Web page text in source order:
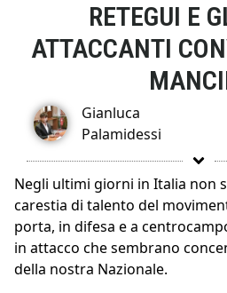
RETEGUI E
ATTACCANTI
Gianluca
Palamidessi
Negli ultimi giorni in Italia non
carestia di talento del
porta, in difesa e a
in attacco che sembrano
della nostra Nazionale.